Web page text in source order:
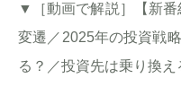
▼［動画で解説］【新
変遷／2025年の投資戦
る？／投資先は乗り換え